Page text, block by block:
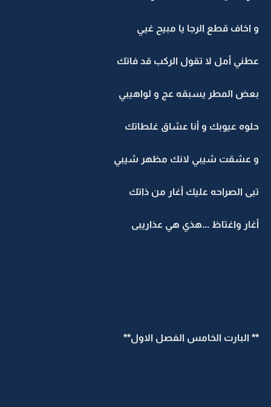
و اخاف قطع الرجا يا مبيح غيي
عطني أمل لا تقول الركب قد فاتك
بعض المطر يسبقه عج و لواهيبي
حلوه عيوبك و أنا عشاق غلطاتك
و عشقت شيبي لانك مظهر شيبي
تبى الصراحه عليك أغار من ذاتك
أغار واغتاظ ...هذي هي عذاريبى
** البارت الخامس الفصل الاول**